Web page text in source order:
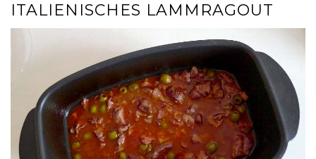
ITALIENISCHES LAMMRAGOUT